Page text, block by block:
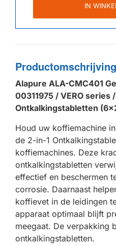
IN
Productomschrijving
Alapure ALA-CMC401
00311975 / VERO series
Ontkalkingstabletten
Houd uw koffiemachine
de 2-in-1
koffiemachines. Deze
ontkalkingstabletten
effectief en beschermen
corrosie. Daarnaast
koffievet in de leidingen
apparaat optimaal blijft
meegaat. De verpakking
ontkalkingstabletten.